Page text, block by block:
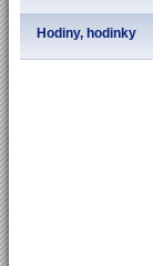
Hodiny, hodinky